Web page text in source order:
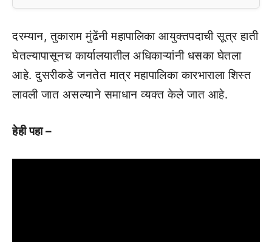
दरम्यान, तुकाराम मुंढेंनी महापालिका आयुक्तपदाची सूत्र हाती
घेतल्यापासूनच कार्यालयातील अधिकाऱ्यांनी धसका घेतला
आहे. दुसरीकडे जनतेत मात्र महापालिका कारभाराला शिस्त
लावली जात असल्याने समाधान व्यक्त केले जात आहे.
हेही पहा –